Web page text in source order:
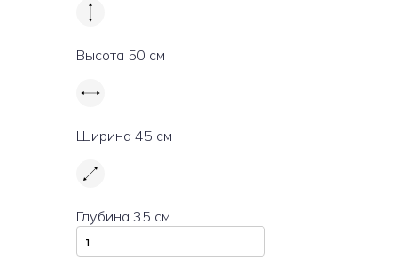
Высота 50 см
Ширина 45 см
Глубина 35 см
Количество
товара